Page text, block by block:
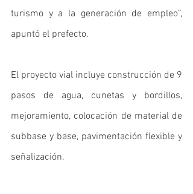
turismo y a la generación de empleo”,
apuntó el prefecto.
El proyecto vial incluye construcción de 9
pasos de agua, cunetas y bordillos,
mejoramiento, colocación de material de
subbase y base, pavimentación flexible y
señalización.